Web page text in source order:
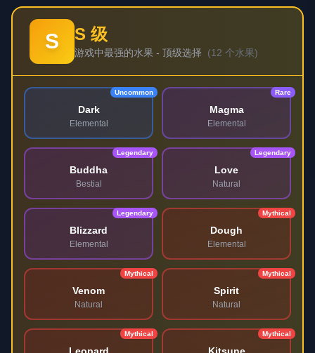
S S 级
游戏中最强的水果 - 顶级选择 (12 个水果)
Uncommon
Dark
Elemental
Rare
Magma
Elemental
Legendary
Buddha
Bestial
Legendary
Love
Natural
Legendary
Blizzard
Elemental
Mythical
Dough
Elemental
Mythical
Venom
Natural
Mythical
Spirit
Natural
Mythical Mythical